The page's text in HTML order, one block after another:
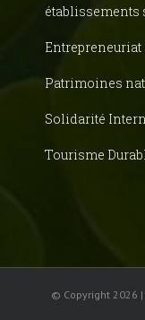
établissements
Patrimoines
Solidarité
Tourisme
© Copyright 2026